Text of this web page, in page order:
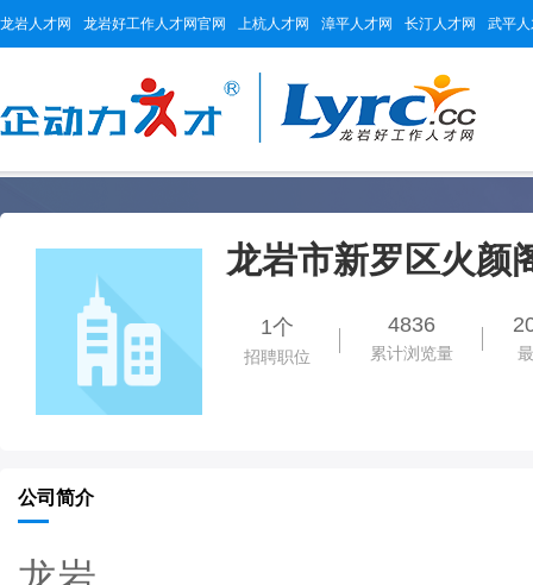
龙岩人才网 龙岩好工作人才网官网 上杭人才网 漳平人才网 长汀人才网 武平
龙岩市新罗区火颜
1个
招聘职位
4836
累计浏览量
公司简介